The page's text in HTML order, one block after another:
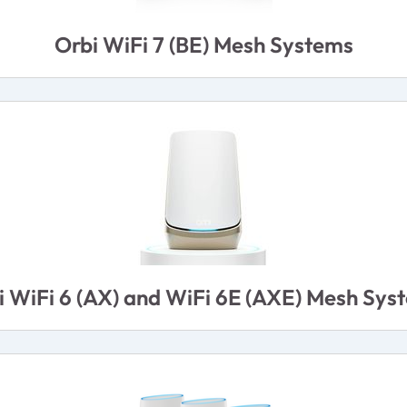
Orbi WiFi 7 (BE) Mesh Systems
WiFi 6 (AX) and WiFi 6E (AXE) Mesh